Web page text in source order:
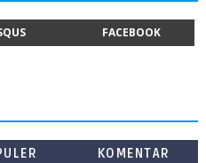
FACEBOOK
KOMENTAR